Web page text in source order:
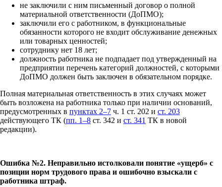
не заключили с ним письменный договор о полной
материальной ответственности (ДоПМО);
заключили его с работником, в функциональные
обязанности которого не входит обслуживание денежных
или товарных ценностей;
сотруднику нет 18 лет;
должность работника не подпадает под утвержденный на
предприятии перечень категорий должностей, с которыми
ДоПМО должен быть заключен в обязательном порядке.
Полная материальная ответственность в этих случаях может
быть возложена на работника только при наличии оснований,
предусмотренных в пунктах 2–7 ч. 1 ст. 202 и ст. 203
действующего ТК (пп. 1–8 ст. 342 и ст. 341 ТК в новой
редакции).
Ошибка №2. Неправильно истолковали понятие «ущерб» с
позиции норм трудового права и ошибочно взыскали с
работника штраф.